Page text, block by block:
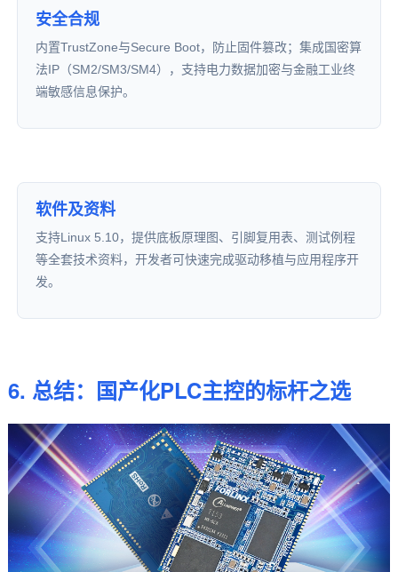
安全合规
内置TrustZone与Secure Boot，防止固件篡改；集成国密算
法IP（SM2/SM3/SM4），支持电力数据加密与金融工业终
端敏感信息保护。
软件及资料
支持Linux 5.10，提供底板原理图、引脚复用表、测试例程
等全套技术资料，开发者可快速完成驱动移植与应用程序开
发。
6. 总结：国产化PLC主控的标杆之选